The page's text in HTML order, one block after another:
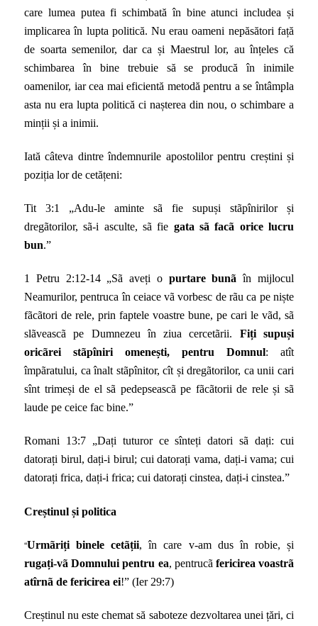
care lumea putea fi schimbată în bine atunci includea și
implicarea în lupta politică. Nu erau oameni nepăsători față
de soarta semenilor, dar ca și Maestrul lor, au înțeles că
schimbarea în bine trebuie să se producă în inimile
oamenilor, iar cea mai eficientă metodă pentru a se întâmpla
asta nu era lupta politică ci nașterea din nou, o schimbare a
minții și a inimii.
Iată câteva dintre îndemnurile apostolilor pentru creștini și
poziția lor de cetățeni:
Tit 3:1 „Adu-le aminte sã fie supuși stãpînirilor și
dregãtorilor, sã-i asculte, sã fie gata sã facã orice lucru
bun.”
1 Petru 2:12-14 „Sã aveți o purtare bunã în mijlocul
Neamurilor, pentruca în ceiace vã vorbesc de rãu ca pe niște
fãcãtori de rele, prin faptele voastre bune, pe cari le vãd, sã
slãveascã pe Dumnezeu în ziua cercetãrii. Fiți supuși
oricãrei stãpîniri omenești, pentru Domnul: atît
împãratului, ca înalt stãpînitor, cît și dregãtorilor, ca unii cari
sînt trimeși de el sã pedepseascã pe fãcãtorii de rele și sã
laude pe ceice fac bine.”
Romani 13:7 „Dați tuturor ce sînteți datori sã dați: cui
datorați birul, dați-i birul; cui datorați vama, dați-i vama; cui
datorați frica, dați-i frica; cui datorați cinstea, dați-i cinstea.”
Creștinul și politica
“Urmãriți binele cetãții, în care v-am dus în robie, și
rugați-vã Domnului pentru ea, pentrucã fericirea voastrã
atîrnã de fericirea ei!” (Ier 29:7)
Creștinul nu este chemat să saboteze dezvoltarea unei țări, ci